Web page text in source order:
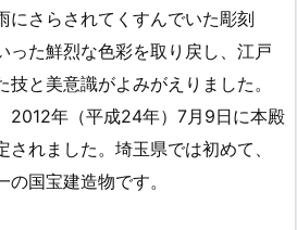
にさらされてくすんでいた彫刻
った鮮烈な色彩を取り戻し、江戸
と美意識がよみがえりました。
2012年（平成24年）7月9日に本殿
されました。埼玉県では初めて、
国宝建造物です。